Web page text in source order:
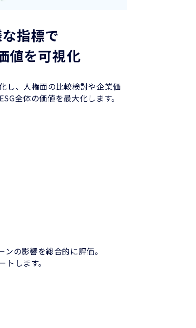
指標で
値を可視化
し、人権面の比較検討や企業価
全体の価値を最大化します。
の影響を総合的に評価。
します。